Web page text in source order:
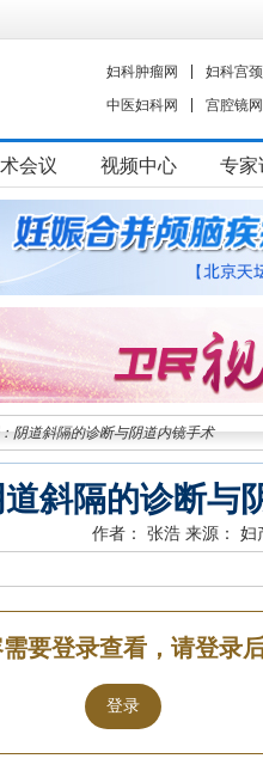
妇科肿瘤网
妇科宫
中医妇科网
宫腔镜网
会议 视频中心 专家
阴道斜隔的诊断与阴道内镜手术
斜隔的诊断与
作者： 张浩 来源： 妇
要登录查看，请登录
登录